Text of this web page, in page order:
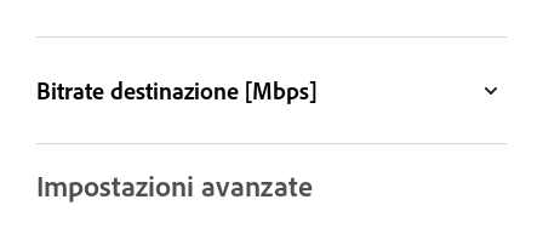
Bitrate destinazione [Mbps]
Impostazioni avanzate